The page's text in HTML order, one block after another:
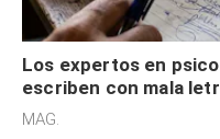
Los expertos en
escriben con mala
acelerado y no lo
MAG.